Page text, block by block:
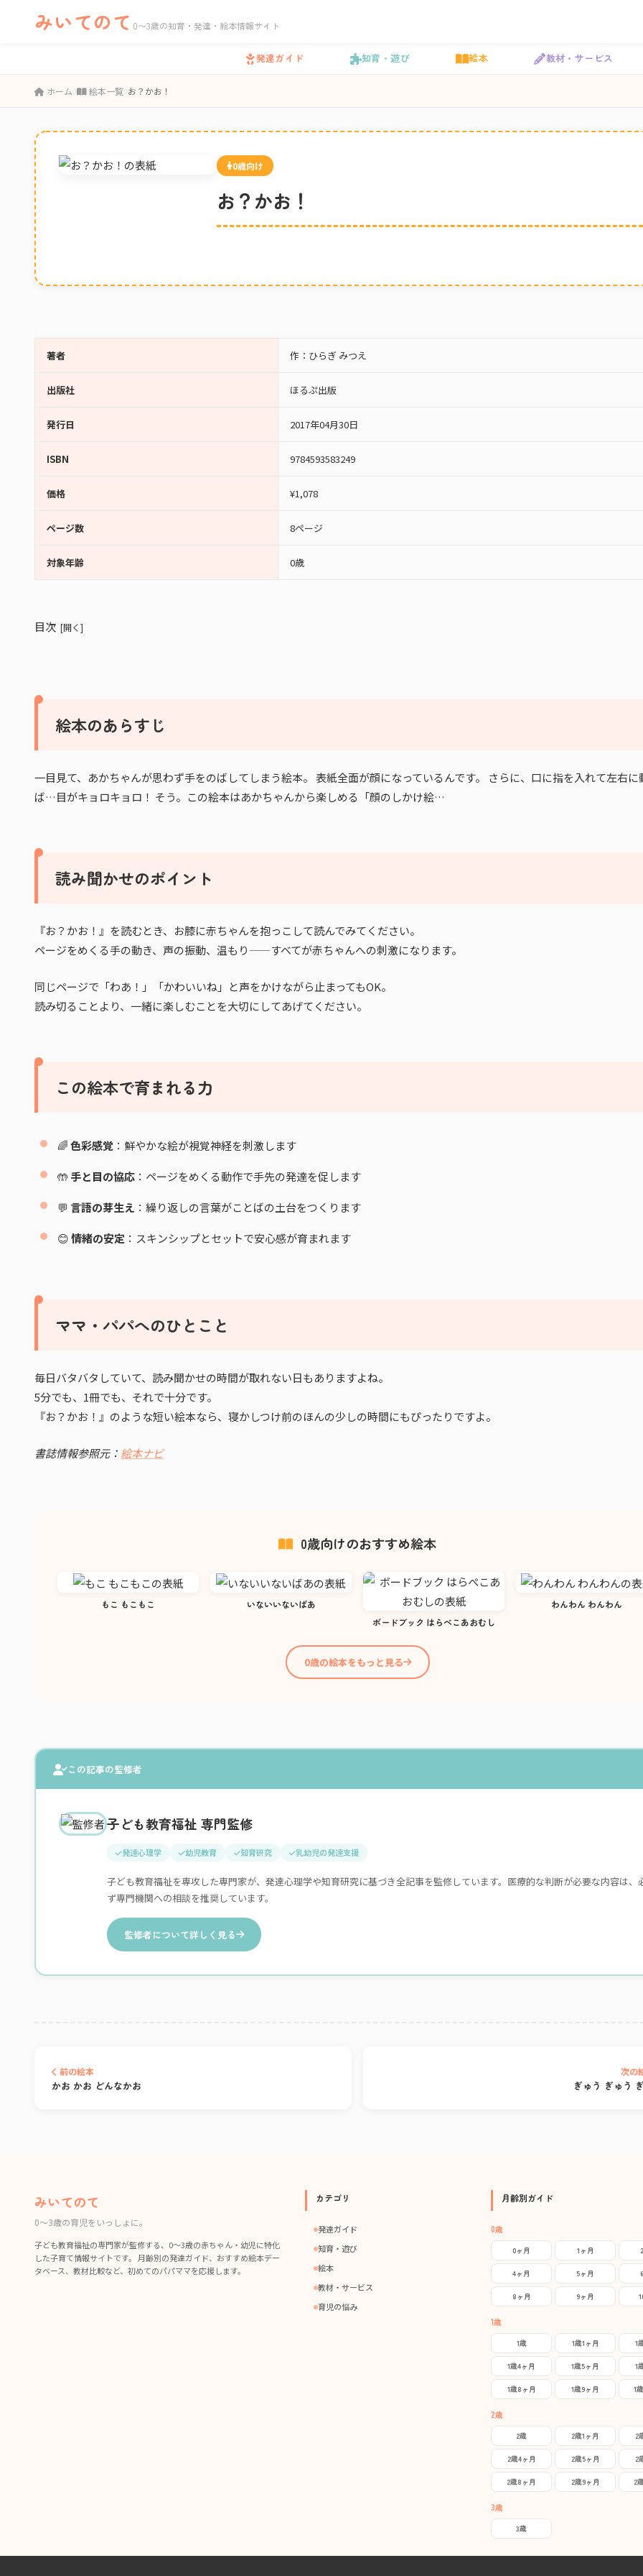
みいてのて 0〜3歳の知育・発達・絵本情報サイト
発達ガイド 知育・遊び 絵本 教材・サービス
ホーム 絵本一覧 お？かお！
0歳向け
お？かお！
著者 作：ひらぎ みつえ
出版社 ほるぷ出版
発行日 2017年04月30日
ISBN 9784593583249
価格 ¥1,078
ページ数 8ページ
対象年齢 0歳
目次
絵本のあらすじ
一目見て、あかちゃんが思わず手をのばしてしまう絵本。 表紙全面が顔になっているんです。 さらに、口に指を入れて左右に
ば…目がキョロキョロ！ そう。この絵本はあかちゃんから楽しめる「顔のしかけ絵…
読み聞かせのポイント
『お？かお！』を読むとき、お膝に赤ちゃんを抱っこして読んでみてください。
ページをめくる手の動き、声の振動、温もり——すべてが赤ちゃんへの刺激になります。
同じページで「わあ！」「かわいいね」と声をかけながら止まってもOK。
読み切ることより、一緒に楽しむことを大切にしてあげてください。
この絵本で育まれる力
🌈色彩感覚 ：鮮やかな絵が視覚神経を刺激します
🤲 手と目の協応 ：ページをめくる動作で手先の発達を促します
💬 言語の芽生え ：繰り返しの言葉がことばの土台をつくります
😊情緒の安定 ：スキンシップとセットで安心感が育まれます
ママ・パパへのひとこと
毎日バタバタしていて、読み聞かせの時間が取れない日もありますよね。
5分でも、1冊でも、それで十分です。
『お？かお！』のような短い絵本なら、寝かしつけ前のほんの少しの時間にもぴったりですよ。
書誌情報参照元： 絵本ナビ
0歳向けのおすすめ絵本
もこ もこもこ
いないいないばあ
ボードブック はらぺこあおむし
わんわん わんわん
0歳の絵本をもっと見る
この記事の監修者
子ども教育福祉 専門監修
発達心理学 幼児教育 知育研究 乳幼児の発達支援
子ども教育福祉を専攻した専門家が、発達心理学や知育研究に基づき全記事を監修しています。医療的な判断が必要な内容は、
ず専門機関への相談を推奨しています。
監修者について詳しく見る
前の絵本
かお かお どんなかお
次の
ぎゅう ぎゅう
みいてのて
0〜3歳の育児をいっしょに。
子ども教育福祉の専門家が監修する、0〜3歳の赤ちゃん・幼児に特化
した子育て情報サイトです。 月齢別の発達ガイド、おすすめ絵本デー
タベース、教材比較など、初めてのパパママを応援します。
カテゴリ
発達ガイド
知育・遊び
絵本
教材・サービス
育児の悩み
月齢別ガイド
0歳
0ヶ月 1ヶ月
4ヶ月 5ヶ月
8ヶ月 9ヶ月
1歳
1歳 1歳1ヶ月 1
1歳4ヶ月 1歳5ヶ月 1
1歳8ヶ月 1歳9ヶ月 1
2歳
2歳 2歳1ヶ月 2
2歳4ヶ月 2歳5ヶ月 2
2歳8ヶ月 2歳9ヶ月 2
3歳
3歳